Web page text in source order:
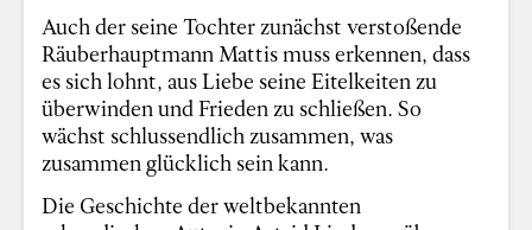
Auch der seine Tochter zunächst verstoßende
Räuberhauptmann Mattis muss erkennen, dass
es sich lohnt, aus Liebe seine Eitelkeiten zu
überwinden und Frieden zu schließen. So
wächst schlussendlich zusammen, was
zusammen glücklich sein kann.
Die Geschichte der weltbekannten